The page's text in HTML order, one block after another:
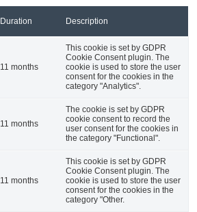
Duration Description
11 months
This cookie is set by GDPR
Cookie Consent plugin. The
cookie is used to store the user
consent for the cookies in the
category "Analytics".
11 months
The cookie is set by GDPR
cookie consent to record the
user consent for the cookies in
the category "Functional".
11 months
This cookie is set by GDPR
Cookie Consent plugin. The
cookie is used to store the user
consent for the cookies in the
category "Other.